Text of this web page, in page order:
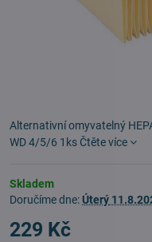
Alternativní omyvatelný
WD 4/5/6 1ks Čtěte více
Skladem
Doručíme dne:Úterý
229 Kč